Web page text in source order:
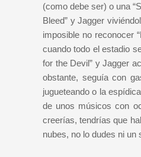
(como debe ser) o una
Bleed” y Jagger
imposible no reconocer
cuando todo el estadio
for the Devil” y Jagger
obstante, seguía con
jugueteando o la
de unos músicos con
creerías, tendrías que
nubes, no lo dudes ni un